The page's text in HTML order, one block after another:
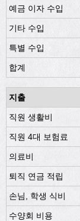
예금 이자 수입
기타 수입
특별 수입
합계
지출
직원 생활비
직원 4대 보험료
의료비
퇴직 연금 적립
손님, 학생 식비
수양회 비용